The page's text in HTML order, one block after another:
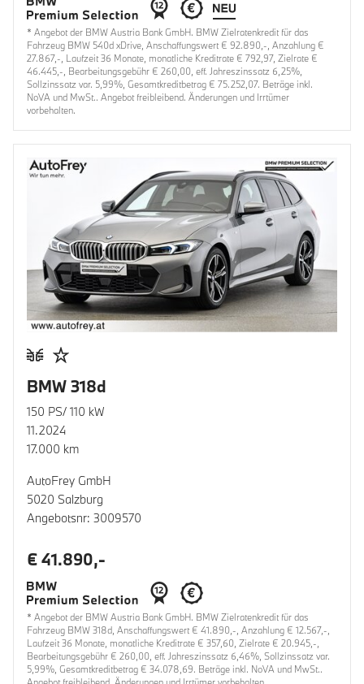
* Angebot der BMW Austria Bank GmbH. BMW Zielratenkredit für das
Fahrzeug BMW 540d xDrive, Anschaffungswert € 92.890,-, Anzahlung €
27.867,-, Laufzeit 36 Monate, monatliche Kreditrate € 792,97, Zielrate €
46.445,-, Bearbeitungsgebühr € 260,00, eff. Jahreszinssatz 6,25%,
Sollzinssatz var. 5,99%, Gesamtkreditbetrag € 75.252,07. Beträge inkl.
NoVA und MwSt.. Angebot freibleibend. Änderungen und Irrtümer
vorbehalten.
BMW 318d
150 PS/ 110 kW
11.2024
17.000 km
AutoFrey GmbH
5020 Salzburg
Angebotsnr: 3009570
€ 41.890,-
* Angebot der BMW Austria Bank GmbH. BMW Zielratenkredit für das
Fahrzeug BMW 318d, Anschaffungswert € 41.890,-, Anzahlung € 12.567,-,
Laufzeit 36 Monate, monatliche Kreditrate € 357,60, Zielrate € 20.945,-,
Bearbeitungsgebühr € 260,00, eff. Jahreszinssatz 6,46%, Sollzinssatz var.
5,99%, Gesamtkreditbetrag € 34.078,69. Beträge inkl. NoVA und MwSt..